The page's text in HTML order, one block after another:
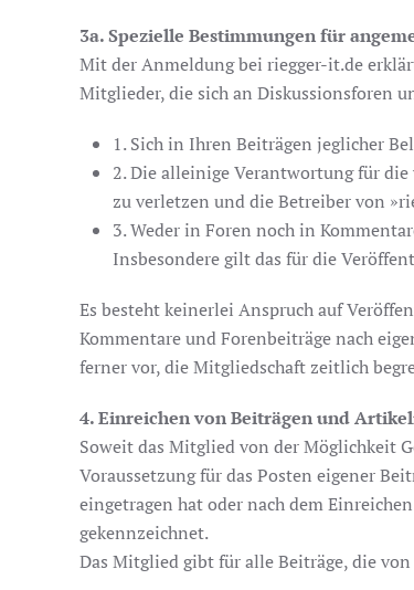
3a. Spezielle Bestimmungen für
Mit der Anmeldung bei riegger-it.de
Mitglieder, die sich an Diskussionsforen
1. Sich in Ihren Beiträgen jeglicher
2. Die alleinige Verantwortung für
zu verletzen und die Betreiber von
3. Weder in Foren noch in
Insbesondere gilt das für die
Es besteht keinerlei Anspruch auf
Kommentare und Forenbeiträge nach
ferner vor, die Mitgliedschaft zeitlich
4. Einreichen von Beiträgen und
Soweit das Mitglied von der Möglichkeit
Voraussetzung für das Posten eigener
eingetragen hat oder nach dem
gekennzeichnet.
Das Mitglied gibt für alle Beiträge, die